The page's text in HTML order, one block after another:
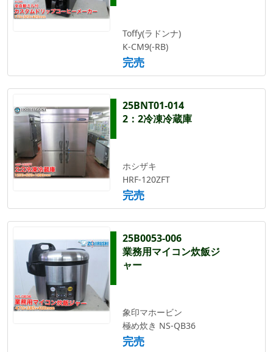
Toffy(ラドンナ)
K-CM9(-RB)
完売
25BNT01-014
2：2冷凍冷蔵庫
ホシザキ
HRF-120ZFT
完売
25B0053-006
業務用マイコン炊飯ジ
ャー
象印マホービン
極め炊き NS-QB36
完売